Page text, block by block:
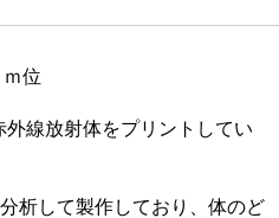
位
線放射体をプリントしてい
析して製作しており、体のど